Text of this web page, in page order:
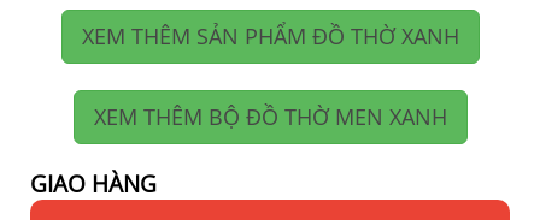
XEM THÊM SẢN PHẨM ĐỒ THỜ XANH
XEM THÊM BỘ ĐỒ THỜ MEN XANH
GIAO HÀNG